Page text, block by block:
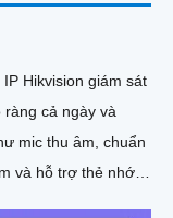
Hikvision giám sát
cả ngày và
và hỗ trợ thẻ nhớ